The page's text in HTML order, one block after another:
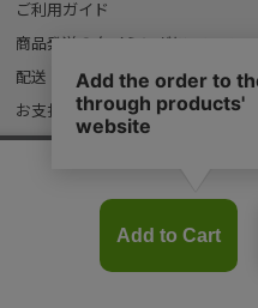
ご利用ガイド
商品発送のタイミングについて
配送・送料について
お支払いについて
返品・交換について